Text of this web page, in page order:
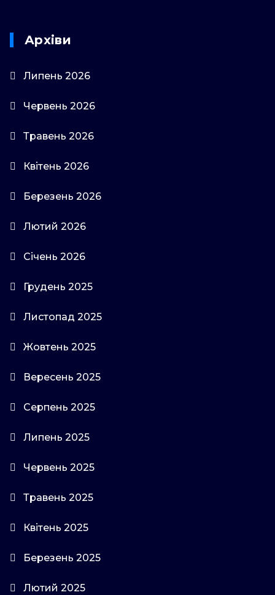
Архіви
Липень 2026
Червень 2026
Травень 2026
Квітень 2026
Березень 2026
Лютий 2026
Січень 2026
Грудень 2025
Листопад 2025
Жовтень 2025
Вересень 2025
Серпень 2025
Липень 2025
Червень 2025
Травень 2025
Квітень 2025
Березень 2025
Лютий 2025